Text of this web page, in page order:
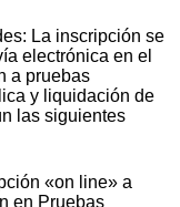
La inscripción se
electrónica en el
a pruebas
y liquidación de
las siguientes
«on line» a
en Pruebas